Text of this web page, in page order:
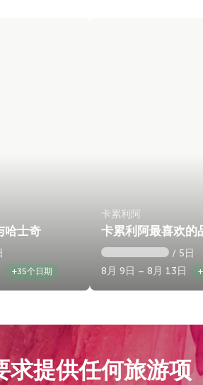
哈士奇
+35个日期
卡累利阿
卡累利阿最喜欢的
/ 5日
8月 9日 – 8月 13日
求提供任何旅游项